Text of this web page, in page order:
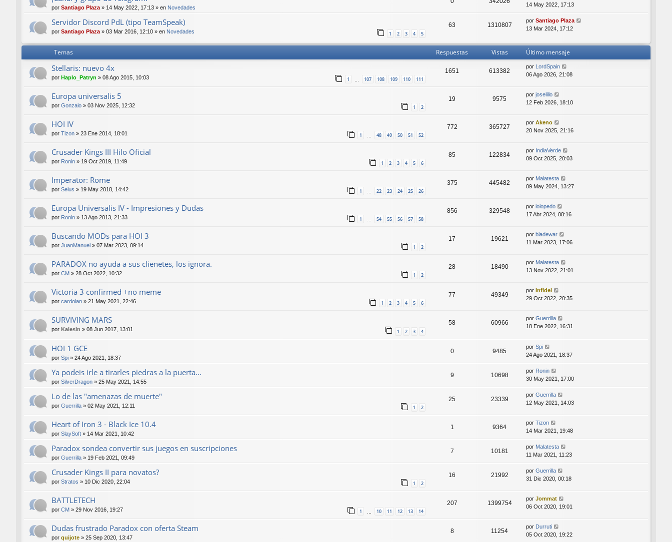
por Santiago Plaza» 14 May 2022, 17:13 » en Novedades
14 May 2022, 17:13
Servidor Discord PdL (tipo TeamSpeak)
por Santiago Plaza» 03 Mar 2016, 12:10 » en Novedades 1 2 3 4 5
63 1310807
por Santiago Plaza
13 Mar 2024, 17:12
Temas Respuestas Vistas Último mensaje
Stellaris: nuevo 4x
por Haplo_Patryn » 08 Ago 2015, 10:03 1 107 108 109 110 111
1651 613382
por LordSpain
06 Ago 2026, 21:08
Europa universalis 5
por Gonzalo » 03 Nov 2025, 12:32 1 2
19 9575
por joselillo
12 Feb 2026, 18:10
HOI IV
por Tizon » 23 Ene 2014, 18:01 1 48 49 50 51 52
772 365727
por Akeno
20 Nov 2025, 21:16
Crusader Kings III Hilo Oficial
por Ronin » 19 Oct 2019, 11:49 1 2 3 4 5 6
85 122834
por IndiaVerde
09 Oct 2025, 20:03
Imperator: Rome
por Selus » 19 May 2018, 14:42 1 … 22 23 24 25 26
375 445482
por Malatesta
09 May 2024, 13:27
Europa Universalis IV - Impresiones y Dudas
por Ronin » 13 Ago 2013, 21:33 1 … 54 55 56 57 58
856 329548
por lolopedo
17 Abr 2024, 08:16
Buscando MODs para HOI 3
por JuanManuel » 07 Mar 2023, 09:14 1 2
17 19621
por bladewar
11 Mar 2023, 17:06
PARADOX no ayuda a sus clienetes, los ignora.
por CM » 28 Oct 2022, 10:32 1 2
28 18490
por Malatesta
13 Nov 2022, 21:01
Victoria 3 confirmed +no meme
por cardolan » 21 May 2021, 22:46 1 2 3 4 5 6
77 49349
por Infidel
29 Oct 2022, 20:35
SURVIVING MARS
por Kalesin » 08 Jun 2017, 13:01 1 2 3 4
58 60966
por Guerrilla
18 Ene 2022, 16:31
HOI 1 GCE
por Spi » 24 Ago 2021, 18:37
0 9485
por Spi
24 Ago 2021, 18:37
Ya podeis irle a tirarles piedras a la puerta...
por SilverDragon » 25 May 2021, 14:55
9 10698
por Ronin
30 May 2021, 17:00
Lo de las "amenazas de muerte"
por Guerrilla » 02 May 2021, 12:11 1 2
25 23339
por Guerrilla
12 May 2021, 14:03
Heart of Iron 3 - Black Ice 10.4
por SlaySoft » 14 Mar 2021, 10:42
1 9364
por Tizon
14 Mar 2021, 19:48
Paradox sondea convertir sus juegos en suscripciones
por Guerrilla » 19 Feb 2021, 09:49
7 10181
por Malatesta
11 Mar 2021, 11:23
Crusader Kings II para novatos?
por Stratos » 10 Dic 2020, 22:04 1 2
16 21992
por Guerrilla
31 Dic 2020, 00:18
BATTLETECH
por CM » 29 Nov 2016, 19:27 1 10 11 12 13 14
207 1399754
por Jommat
06 Oct 2020, 19:01
Dudas frustrado Paradox con oferta Steam
por quijote » 25 Sep 2020, 13:47
8 11254
por Durruti
05 Oct 2020, 19:22